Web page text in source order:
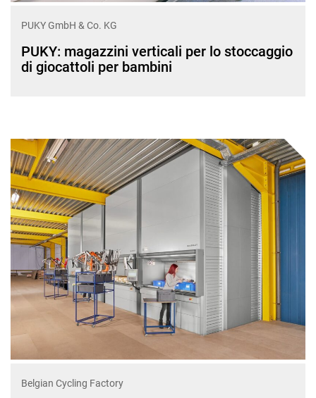
PUKY GmbH & Co. KG
PUKY: magazzini verticali per lo stoccaggio
di giocattoli per bambini
Belgian Cycling Factory